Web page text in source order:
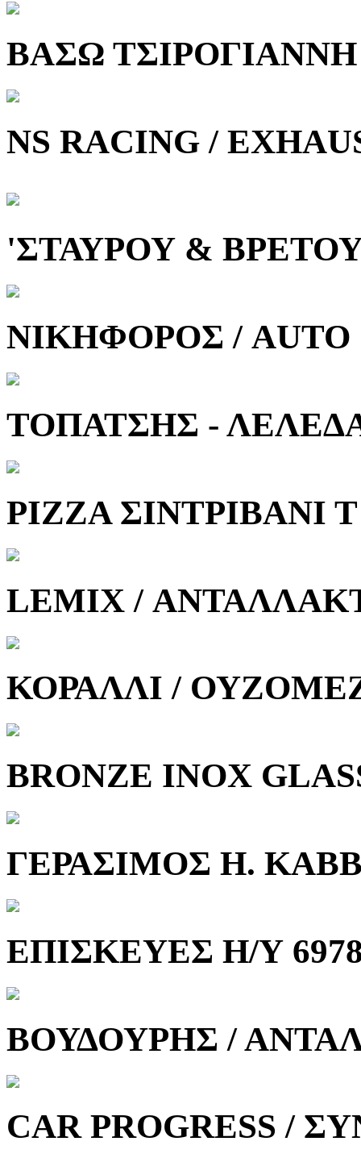
ΒΑΣΩ ΤΣΙΡΟΓΙΑΝΝΗ
NS RACING /
'ΣΤΑΥΡΟΥ &
ΝΙΚΗΦΟΡΟΣ / AUTO
ΤΟΠΑΤΣΗΣ -
PIZZA ΣΙΝΤΡΙΒΑΝΙ Τ
LEMIX /
ΚΟΡΑΛΛΙ /
BRONZE INOX
ΓΕΡΑΣΙΜΟΣ Η.
ΕΠΙΣΚΕΥΕΣ Η/Υ
ΒΟΥΔΟΥΡΗΣ /
CAR PROGRESS /